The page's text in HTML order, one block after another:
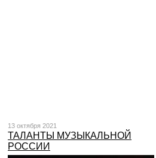
13 октября 2021
ТАЛАНТЫ МУЗЫКАЛЬНОЙ
РОССИИ